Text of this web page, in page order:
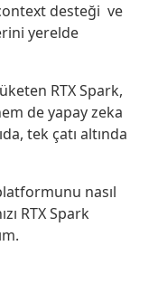
desteği ve
yerelde
RTX Spark,
de yapay zeka
tek çatı altında
nasıl
RTX Spark